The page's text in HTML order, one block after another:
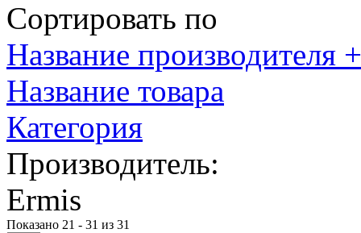
Сортировать по
Название производителя
Название товара
Категория
Производитель:
Ermis
Показано 21 - 31 из 31